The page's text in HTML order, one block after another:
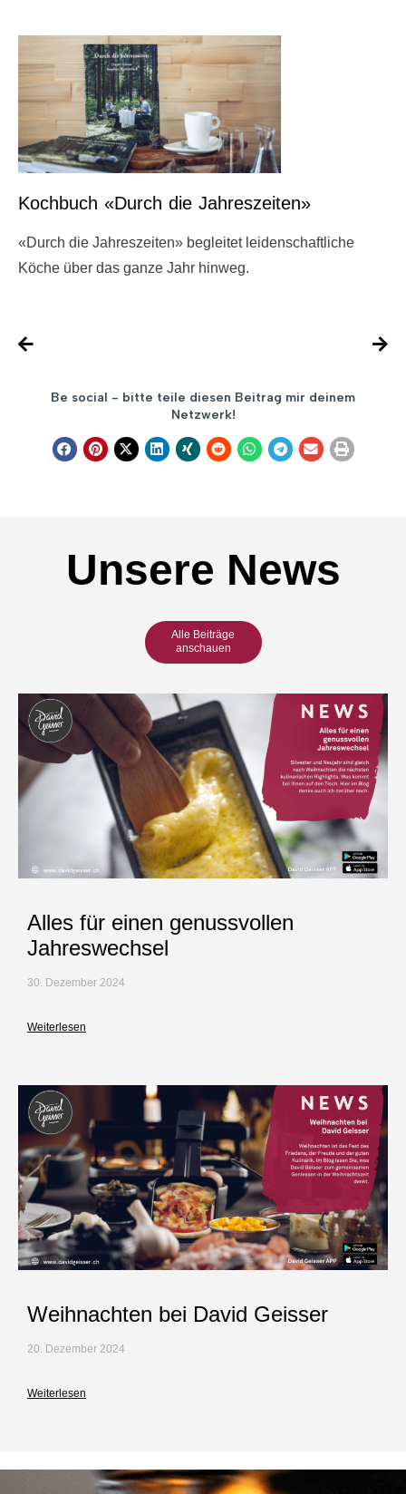
Kochbuch «Durch die Jahreszeiten»
«Durch die Jahreszeiten» begleitet leidenschaftliche
Köche über das ganze Jahr hinweg.
Be social - bitte teile diesen Beitrag mir deinem
Netzwerk!
Unsere News
Alle Beiträge
anschauen
Alles für einen genussvollen
Jahreswechsel
30. Dezember 2024
Weiterlesen
Weihnachten bei David Geisser
20. Dezember 2024
Weiterlesen